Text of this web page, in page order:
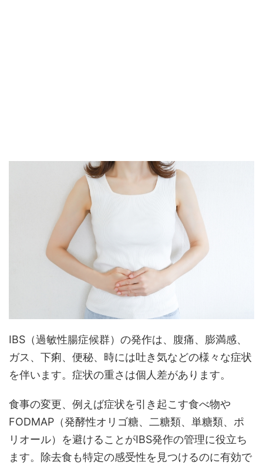
IBS（過敏性腸症候群）の発作は、腹痛、膨満感、
ガス、下痢、便秘、時には吐き気などの様々な症状
を伴います。症状の重さは個人差があります。
食事の変更、例えば症状を引き起こす食べ物や
FODMAP（発酵性オリゴ糖、二糖類、単糖類、ポ
リオール）を避けることがIBS発作の管理に役立ち
ます。除去食も特定の感受性を見つけるのに有効で